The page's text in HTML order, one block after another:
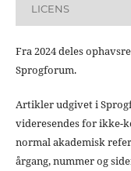
LICENS
Fra 2024 deles
Sprogforum.
Artikler udgivet i
videresendes for ikke-
normal akademisk
årgang, nummer og